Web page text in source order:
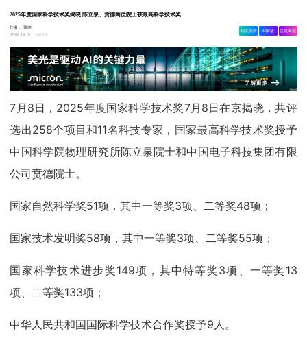
2025年度国家科学技术奖揭晓 陈立泉、贲德两位院士获最高科学技术奖
作者：张杰
07-08 14:10
6781
相关舆情 AI解读 生成海报
7月8日，2025年度国家科学技术奖7月8日在京揭晓，共评
选出258个项目和11名科技专家，国家最高科学技术奖授予
中国科学院物理研究所陈立泉院士和中国电子科技集团有限
公司贲德院士。
国家自然科学奖51项，其中一等奖3项、二等奖48项；
国家技术发明奖58项，其中一等奖3项、二等奖55项；
国家科学技术进步奖149项，其中特等奖3项、一等奖13
项、二等奖133项；
中华人民共和国国际科学技术合作奖授予9人。